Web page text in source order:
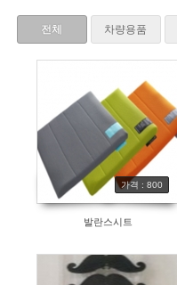
전체 차량용품
가격 : 800
발란스시트